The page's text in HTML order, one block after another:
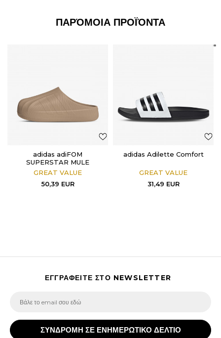
ΠΑΡΌΜΟΙΑ ΠΡΟΪΌΝΤΑ
adidas adiFOM
SUPERSTAR MULE
GREAT VALUE
50,39 EUR
adidas Adilette Comfort
GREAT VALUE
31,49 EUR
ΕΓΓΡΑΦΕΙΤΕ ΣΤΟ NEWSLETTER
ΣΥΝΔΡΟΜΗ ΣΕ ΕΝΗΜΕΡΩΤΙΚΟ ΔΕΛΤΙΟ